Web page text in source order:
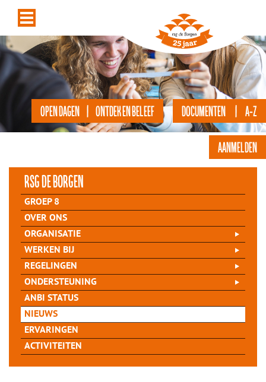
DOCUMENTEN | A-Z
OPEN DAGEN | ONTDEK EN BELEEF
AANMELDEN
rsg de Borgen
GROEP 8
OVER ONS
ORGANISATIE
WERKEN BIJ
REGELINGEN
ONDERSTEUNING
ANBI STATUS
NIEUWS
ERVARINGEN
ACTIVITEITEN